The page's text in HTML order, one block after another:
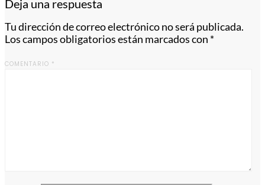
Deja una respuesta
Tu dirección de correo electrónico no será publicada.
Los campos obligatorios están marcados con *
COMENTARIO *